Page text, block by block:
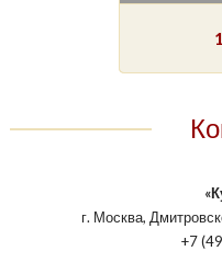
г. Москва,
+7